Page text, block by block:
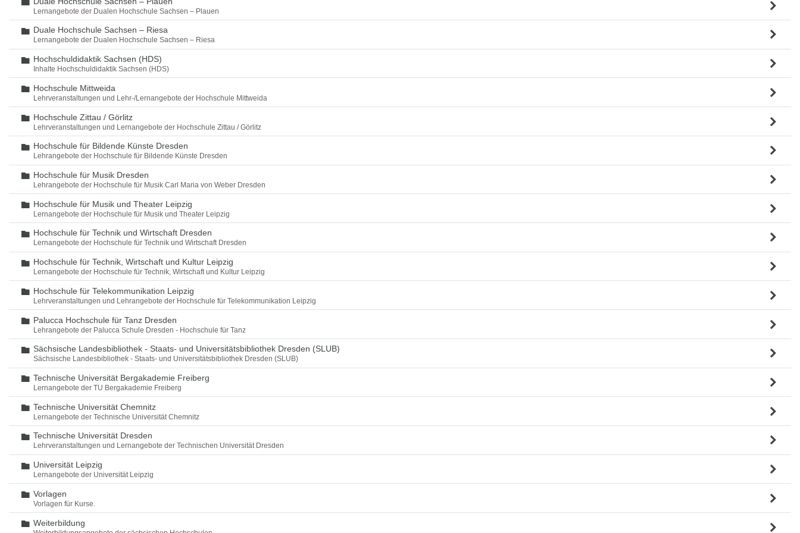
Lernangebote der Dualen Hochschule Sachsen – Plauen
Ordner
Duale Hochschule Sachsen – Riesa
Lernangebote der Dualen Hochschule Sachsen – Riesa
Ordner
Hochschuldidaktik Sachsen (HDS)
Inhalte Hochschuldidaktik Sachsen (HDS)
Ordner
Hochschule Mittweida
Lehrveranstaltungen und Lehr-/Lernangebote der Hochschule Mittweida
Ordner
Hochschule Zittau / Görlitz
Lehrveranstaltungen und Lernangebote der Hochschule Zittau / Görlitz
Ordner
Hochschule für Bildende Künste Dresden
Lehrangebote der Hochschule für Bildende Künste Dresden
Ordner
Hochschule für Musik Dresden
Lehrangebote der Hochschule für Musik Carl Maria von Weber Dresden
Ordner
Hochschule für Musik und Theater Leipzig
Lernangebote der Hochschule für Musik und Theater Leipzig
Ordner
Hochschule für Technik und Wirtschaft Dresden
Lernangebote der Hochschule für Technik und Wirtschaft Dresden
Ordner
Hochschule für Technik, Wirtschaft und Kultur Leipzig
Lernangebote der Hochschule für Technik, Wirtschaft und Kultur Leipzig
Ordner
Hochschule für Telekommunikation Leipzig
Lehrveranstaltungen und Lehrangebote der Hochschule für Telekommunikation Leipzig
Ordner
Palucca Hochschule für Tanz Dresden
Lehrangebote der Palucca Schule Dresden - Hochschule für Tanz
Ordner
Sächsische Landesbibliothek - Staats- und Universitätsbibliothek Dresden (SLUB)
Sächsische Landesbibliothek - Staats- und Universitätsbibliothek Dresden (SLUB)
Ordner
Technische Universität Bergakademie Freiberg
Lernangebote der TU Bergakademie Freiberg
Ordner
Technische Universität Chemnitz
Lernangebote der Technische Universität Chemnitz
Ordner
Technische Universität Dresden
Lehrveranstaltungen und Lernangebote der Technischen Universität Dresden
Ordner
Universität Leipzig
Lernangebote der Universität Leipzig
Ordner
Vorlagen
Vorlagen für Kurse.
Ordner
Weiterbildung